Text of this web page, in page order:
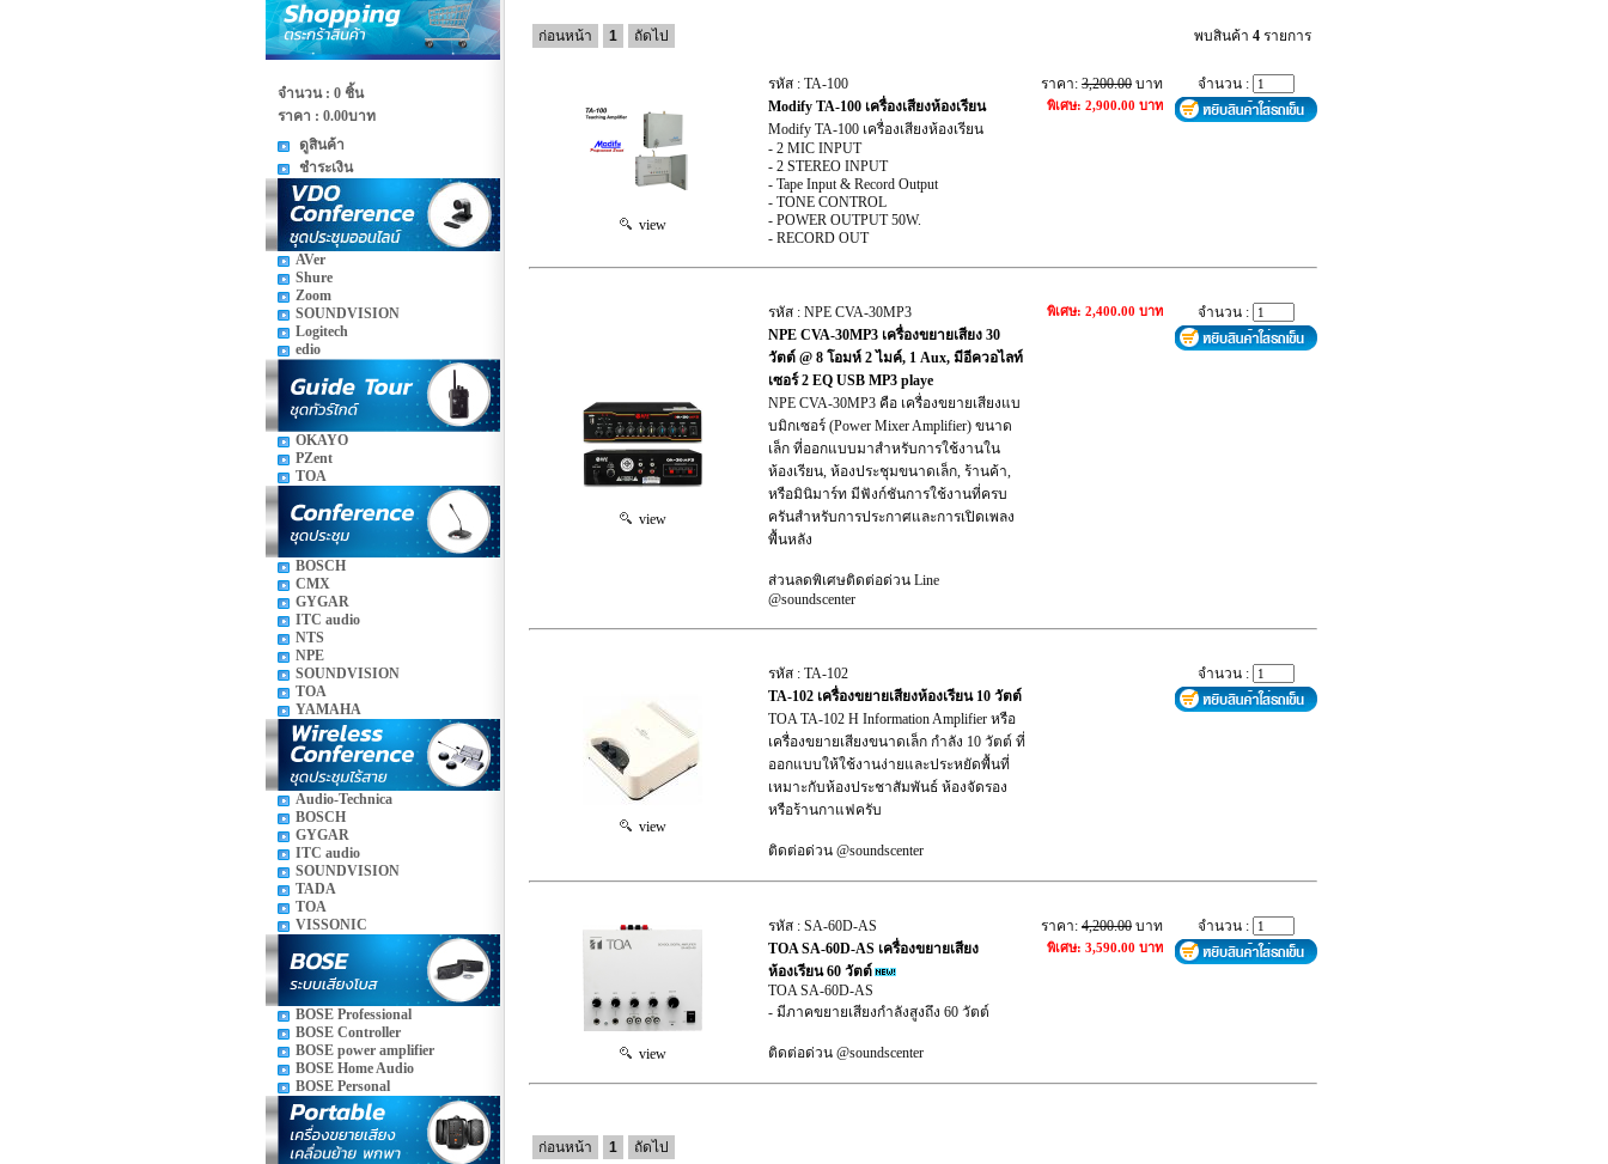
จำนวน : 0 ชิ้น
ราคา : 0.00บาท
ดูสินค้า
ชำระเงิน
AVer
Shure
Zoom
SOUNDVISION
Logitech
edio
OKAYO
PZent
TOA
BOSCH
CMX
GYGAR
ITC audio
NTS
NPE
SOUNDVISION
TOA
YAMAHA
Audio-Technica
BOSCH
GYGAR
ITC audio
SOUNDVISION
TADA
TOA
VISSONIC
BOSE Professional
BOSE Controller
BOSE power amplifier
BOSE Home Audio
BOSE Personal
ก่อนหน้า 1 ถัดไป พบสินค้า4 รายการ
view
รหัส : TA-100
Modify TA-100 เครื่องเสียงห้องเรียน
Modify TA-100 เครื่องเสียงห้องเรียน
- 2 MIC INPUT
- 2 STEREO INPUT
- Tape Input & Record Output
- TONE CONTROL
- POWER OUTPUT 50W.
- RECORD OUT
ราคา:3,200.00 บาท
พิเศษ: 2,900.00 บาท
จำนวน :
view
รหัส : NPE CVA-30MP3
NPE CVA-30MP3 เครื่องขยายเสียง 30
วัตต์ @ 8 โอมห์ 2 ไมค์, 1 Aux, มีอีควอไลท์
เซอร์ 2 EQ USB MP3 playe
NPE CVA-30MP3 คือ เครื่องขยายเสียงแบ
บมิกเซอร์ (Power Mixer Amplifier) ขนาด
เล็ก ที่ออกแบบมาสำหรับการใช้งานใน
ห้องเรียน, ห้องประชุมขนาดเล็ก, ร้านค้า,
หรือมินิมาร์ท มีฟังก์ชันการใช้งานที่ครบ
ครันสำหรับการประกาศและการเปิดเพลง
พื้นหลัง
ส่วนลดพิเศษติดต่อด่วน Line
@soundscenter
พิเศษ: 2,400.00 บาท จำนวน :
view
รหัส : TA-102
TA-102 เครื่องขยายเสียงห้องเรียน 10 วัตต์
TOA TA-102 H Information Amplifier หรือ
เครื่องขยายเสียงขนาดเล็ก กำลัง 10 วัตต์ ที่
ออกแบบให้ใช้งานง่ายและประหยัดพื้นที่
เหมาะกับห้องประชาสัมพันธ์ ห้องจัดรอง
หรือร้านกาแฟครับ
ติดต่อด่วน @soundscenter
จำนวน :
view
รหัส : SA-60D-AS
TOA SA-60D-AS เครื่องขยายเสียง
ห้องเรียน 60 วัตต์
TOA SA-60D-AS
- มีภาคขยายเสียงกำลังสูงถึง 60 วัตต์
ติดต่อด่วน @soundscenter
ราคา:4,200.00 บาท
พิเศษ: 3,590.00 บาท
จำนวน :
ก่อนหน้า 1 ถัดไป